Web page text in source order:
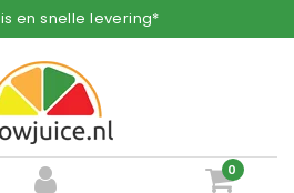
en snelle levering*
0